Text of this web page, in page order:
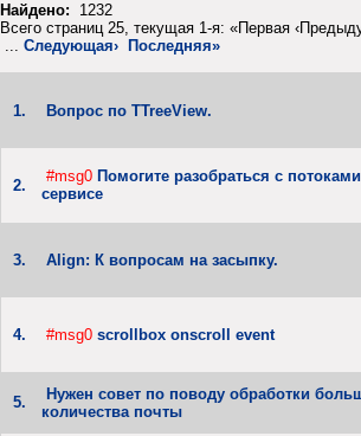
Найдено: 1232
Всего страниц 25, текущая 1-я: «Первая
... Следующая› Последняя»
1. Вопрос по TTreeView.
2.
#msg0 Помогите разобраться с
сервисе
3. Align: К вопросам на засыпку.
4. #msg0 scrollbox onscroll event
5.
Нужен совет по поводу обработки
количества почты